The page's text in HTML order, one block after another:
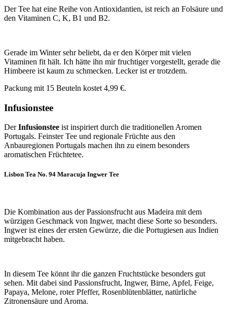
Der Tee hat eine Reihe von Antioxidantien, ist reich an Folsäure und
den Vitaminen C, K, B1 und B2.
Gerade im Winter sehr beliebt, da er den Körper mit vielen
Vitaminen fit hält. Ich hätte ihn mir fruchtiger vorgestellt, gerade die
Himbeere ist kaum zu schmecken. Lecker ist er trotzdem.
Packung mit 15 Beuteln kostet 4,99 €.
Infusionstee
DerInfusionstee ist inspiriert durch die traditionellen Aromen
Portugals. Feinster Tee und regionale Früchte aus den
Anbauregionen Portugals machen ihn zu einem besonders
aromatischen Früchtetee.
Lisbon Tea No. 94 Maracuja Ingwer Tee
Die Kombination aus der Passionsfrucht aus Madeira mit dem
würzigen Geschmack von Ingwer, macht diese Sorte so besonders.
Ingwer ist eines der ersten Gewürze, die die Portugiesen aus Indien
mitgebracht haben.
In diesem Tee könnt ihr die ganzen Fruchtstücke besonders gut
sehen. Mit dabei sind Passionsfrucht, Ingwer, Birne, Apfel, Feige,
Papaya, Melone, roter Pfeffer, Rosenblütenblätter, natürliche
Zitronensäure und Aroma.